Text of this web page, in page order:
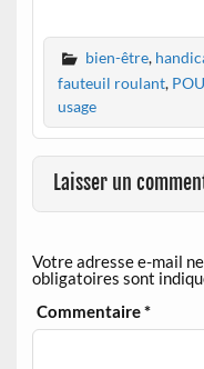
bien-être,
fauteuil roulant,
usage
Laisser un
Votre adresse e-mail
obligatoires sont
Commentaire*